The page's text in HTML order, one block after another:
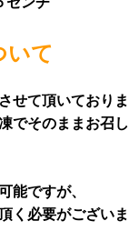
いて
せて頂いておりま
でそのままお召
能ですが、
く必要がございま